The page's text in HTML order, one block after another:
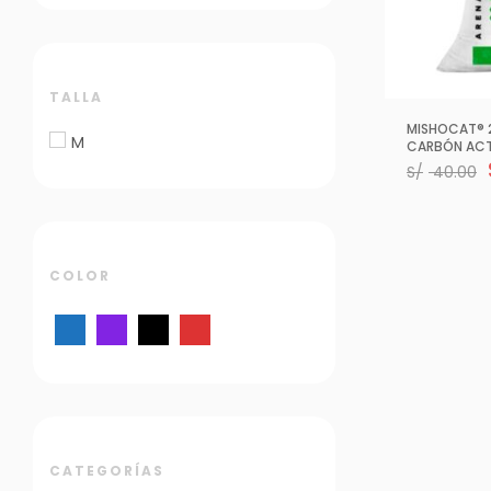
MISHOCAT®
CARBÓN
S/ 40.00
TALLA
M
COLOR
CATEGORÍAS